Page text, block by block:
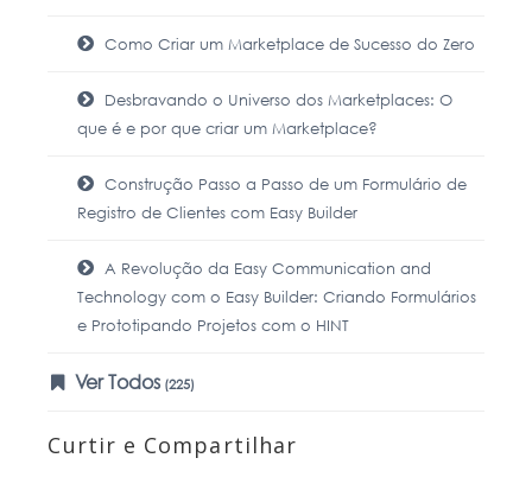
Como Criar um Marketplace de Sucesso do Zero
Desbravando o Universo dos Marketplaces: O
que é e por que criar um Marketplace?
Construção Passo a Passo de um Formulário de
Registro de Clientes com Easy Builder
A Revolução da Easy Communication and
Technology com o Easy Builder: Criando Formulários
e Prototipando Projetos com o HINT
Ver Todos (225)
Curtir e Compartilhar